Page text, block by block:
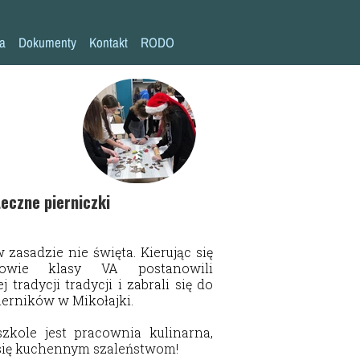
nie święta. Kierując się
klasy VA postanowili
tradycji tradycji i zabrali się do
w Mikołajki.
jest pracownia kulinarna,
kuchennym szaleństwom!
pierniczki
Dokumenty
Statut szkoły
Plan pracy szkoły
Wymagania edukacyjne
Program wychowawczo-profilaktyczny
Procedura bezpieczeństwa/Covid-19
Deklaracja dostępności
Standardy Ochrony Małoletnich
Kontakt RODO